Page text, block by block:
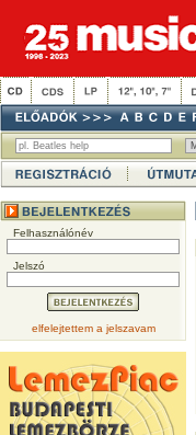
Felhasználónév
Jelszó
elfelejtettem a jelszavam